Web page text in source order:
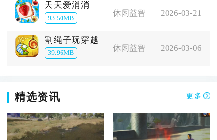
天天爱消消
93.50MB
休闲益智 2026-03-21
割绳子玩穿越
39.96MB
休闲益智 2026-03-06
精选资讯 更多